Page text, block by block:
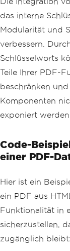
//
var
var
erUrlAsPdf(
f");
}
das interne
Modularität und
verbessern.
Schlüsselworts
Teile Ihrer PDF-
beschränken
Komponenten
exponiert werden.
Code-
einer PDF-
Hier ist ein
ein PDF aus
Funktionalität in
sicherzustellen,
zugänglich bleibt: